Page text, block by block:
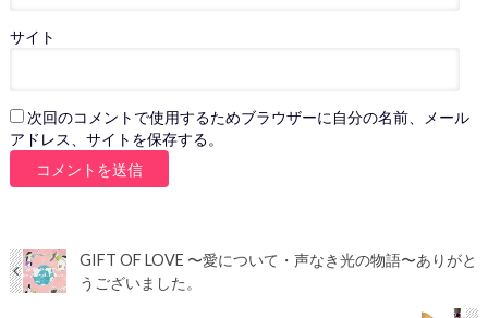
サイト
次回のコメントで使用するためブラウザーに自分の名前、メール
アドレス、サイトを保存する。
GIFT OF LOVE 〜愛について・声なき光の物語〜ありがと
うございました。